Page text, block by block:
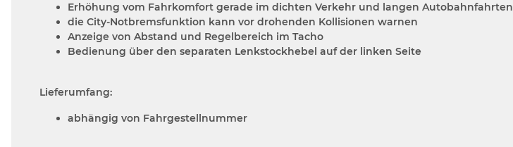
Erhöhung vom Fahrkomfort gerade im dichten Verkehr und langen Autobahnfahrten
die City-Notbremsfunktion kann vor drohenden Kollisionen warnen
Anzeige von Abstand und Regelbereich im Tacho
Bedienung über den separaten Lenkstockhebel auf der linken Seite
Lieferumfang:
abhängig von Fahrgestellnummer